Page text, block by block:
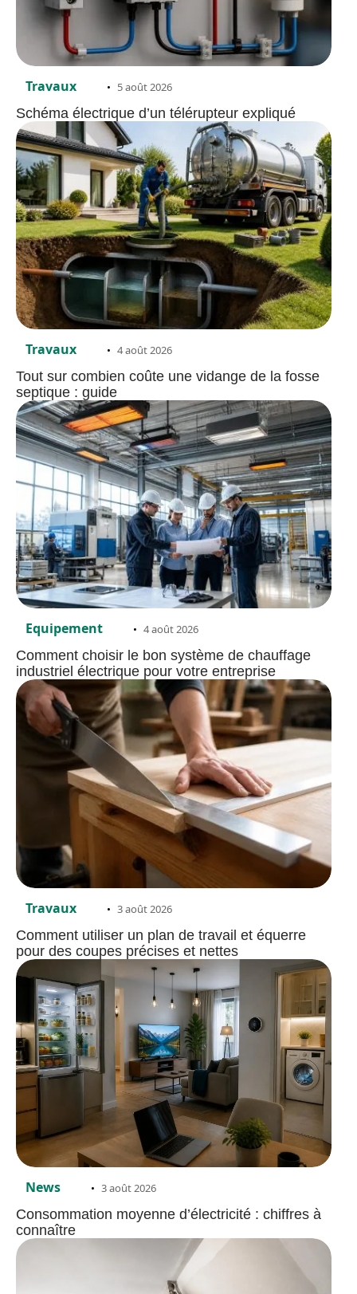
Travaux 5 août 2026
Schéma électrique d’un télérupteur expliqué
Travaux 4 août 2026
Tout sur combien coûte une vidange de la fosse
septique : guide
Equipement 4 août 2026
Comment choisir le bon système de chauffage
industriel électrique pour votre entreprise
Travaux 3 août 2026
Comment utiliser un plan de travail et équerre
pour des coupes précises et nettes
News 3 août 2026
Consommation moyenne d’électricité : chiffres à
connaître